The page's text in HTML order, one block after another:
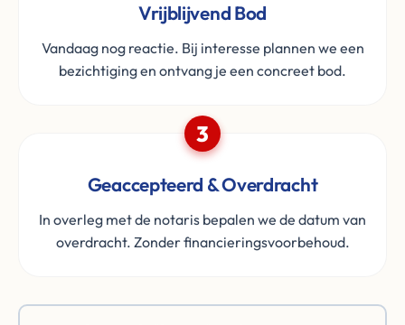
Vrijblijvend Bod
Vandaag nog reactie. Bij interesse plannen we een
bezichtiging en ontvang je een concreet bod.
3
Geaccepteerd & Overdracht
In overleg met de notaris bepalen we de datum van
overdracht. Zonder financieringsvoorbehoud.